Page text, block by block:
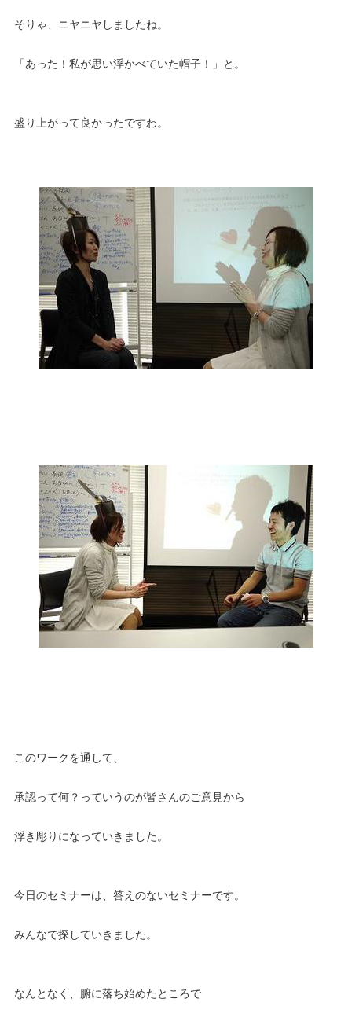
そりゃ、ニヤニヤしましたね。
「あった！私が思い浮かべていた帽子！」と。
盛り上がって良かったですわ。
このワークを通して、
承認って何？っていうのが皆さんのご意見から
浮き彫りになっていきました。
今日のセミナーは、答えのないセミナーです。
みんなで探していきました。
なんとなく、腑に落ち始めたところで